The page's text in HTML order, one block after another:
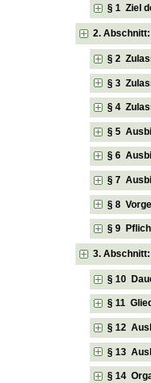
§ 1 Ziel
2.
§ 2
§ 3
§ 4
§ 5
§ 6
§ 7
§ 8
§ 9
3.
§ 10
§ 11
§ 12
§ 13
§ 14